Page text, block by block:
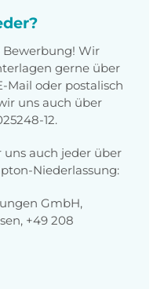
Bewerbung! Wir
gerne über
Mail oder postalisch
uns auch über
12.
auch jeder über
Niederlassung:
GmbH,
+49 208